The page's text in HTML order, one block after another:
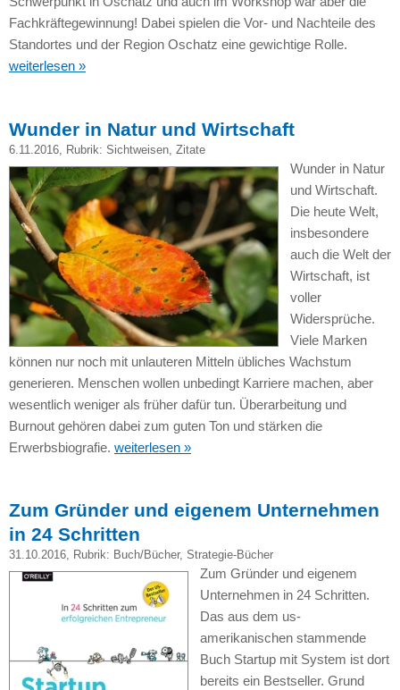
Fachkräftegewinnung! Dabei spielen die Vor- und Nachteile des
Standortes und der Region Oschatz eine gewichtige Rolle.
weiterlesen »
Wunder in Natur und Wirtschaft
6.11.2016, Rubrik: Sichtweisen, Zitate
Wunder in Natur
und Wirtschaft.
Die heute Welt,
insbesondere
auch die Welt der
Wirtschaft, ist
voller
Widersprüche.
Viele Marken
können nur noch mit unlauteren Mitteln übliches Wachstum
generieren. Menschen wollen unbedingt Karriere machen, aber
wesentlich weniger als früher dafür tun. Überarbeitung und
Burnout gehören dabei zum guten Ton und stärken die
Erwerbsbiografie. weiterlesen »
Zum Gründer und eigenem Unternehmen
in 24 Schritten
31.10.2016, Rubrik: Buch/Bücher, Strategie-Bücher
Zum Gründer und eigenem
Unternehmen in 24 Schritten.
Das aus dem us-
amerikanischen stammende
Buch Startup mit System ist dort
bereits ein Bestseller. Grund